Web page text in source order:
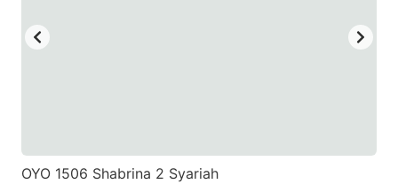
OYO 1506 Shabrina 2 Syariah